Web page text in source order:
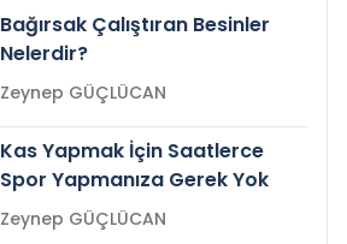
Bağırsak Çalıştıran Besinler
Nelerdir?
Zeynep GÜÇLÜCAN
Kas Yapmak İçin Saatlerce
Spor Yapmanıza Gerek Yok
Zeynep GÜÇLÜCAN